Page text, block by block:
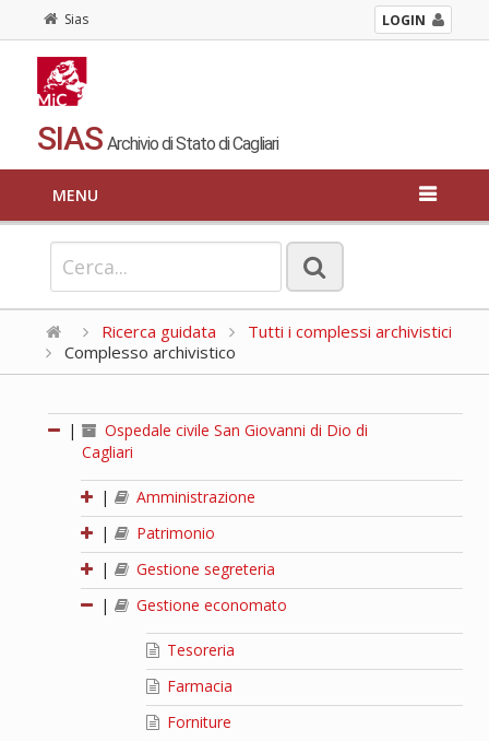
Sias LOGIN
SIAS Archivio di Stato di Cagliari
MENU
Ricerca guidata
Tutti i complessi archivistici
Complesso archivistico
|
Ospedale civile San Giovanni di Dio di
Cagliari
|
Amministrazione
|
Patrimonio
|
Gestione segreteria
|
Gestione economato
Tesoreria
Farmacia
Forniture